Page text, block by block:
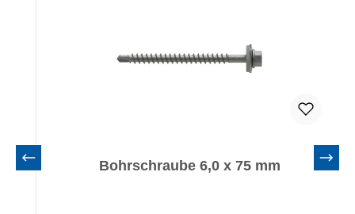
Bohrschraube 6,0 x 75 mm